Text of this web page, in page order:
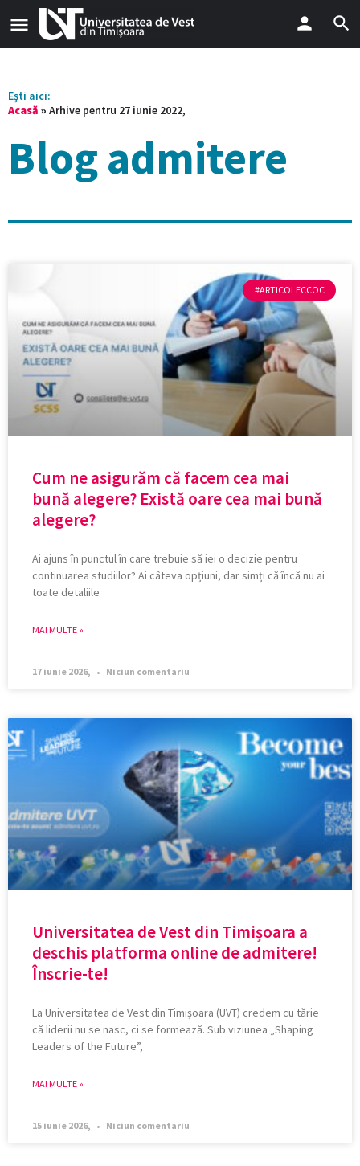
Ești aici:
Acasă » Arhive pentru 27 iunie 2022,
Blog admitere
#ARTICOLECCOC
Cum ne asigurăm că facem cea mai
bună alegere? Există oare cea mai bună
alegere?
Ai ajuns în punctul în care trebuie să iei o decizie pentru
continuarea studiilor? Ai câteva opțiuni, dar simți că încă nu ai
toate detaliile
MAI MULTE »
17 iunie 2026, Niciun comentariu
Universitatea de Vest din Timișoara a
deschis platforma online de admitere!
Înscrie-te!
La Universitatea de Vest din Timișoara (UVT) credem cu tărie
că liderii nu se nasc, ci se formează. Sub viziunea „Shaping
Leaders of the Future”,
MAI MULTE »
15 iunie 2026, Niciun comentariu